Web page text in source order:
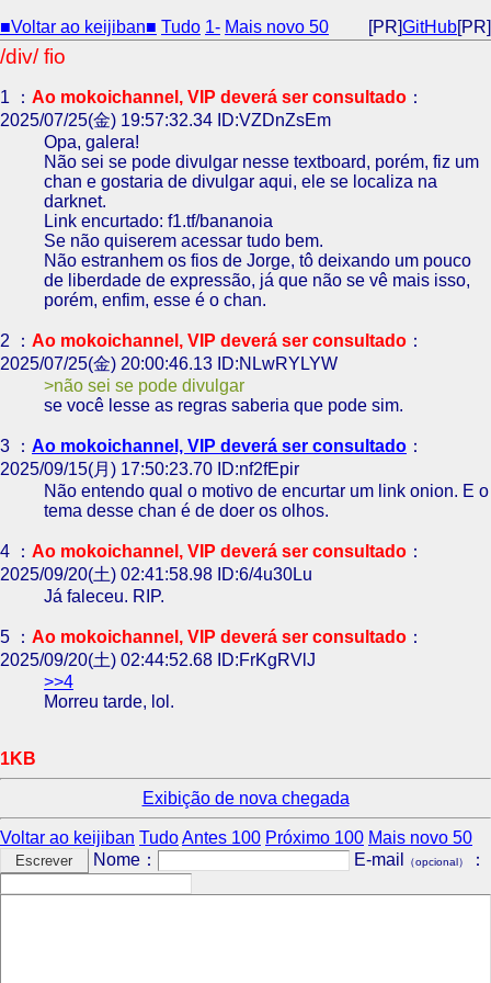
■Voltar ao keijiban■ Tudo 1- Mais novo 50 [PR]GitHub[PR]
/div/ fio
1 ： Ao mokoichannel, VIP deverá ser consultado ：
2025/07/25(金) 19:57:32.34 ID:VZDnZsEm
Opa, galera!
Não sei se pode divulgar nesse textboard, porém, fiz um
chan e gostaria de divulgar aqui, ele se localiza na
darknet.
Link encurtado: f1.tf/bananoia
Se não quiserem acessar tudo bem.
Não estranhem os fios de Jorge, tô deixando um pouco
de liberdade de expressão, já que não se vê mais isso,
porém, enfim, esse é o chan.
2 ： Ao mokoichannel, VIP deverá ser consultado ：
2025/07/25(金) 20:00:46.13 ID:NLwRYLYW
não sei se pode divulgar
se você lesse as regras saberia que pode sim.
3 ： Ao mokoichannel, VIP deverá ser consultado ：
2025/09/15(月) 17:50:23.70 ID:nf2fEpir
Não entendo qual o motivo de encurtar um link onion. E o
tema desse chan é de doer os olhos.
4 ： Ao mokoichannel, VIP deverá ser consultado ：
2025/09/20(土) 02:41:58.98 ID:6/4u30Lu
Já faleceu. RIP.
5 ： Ao mokoichannel, VIP deverá ser consultado ：
2025/09/20(土) 02:44:52.68 ID:FrKgRVlJ
>>4
Morreu tarde, lol.
1KB
Exibição de nova chegada
Voltar ao keijiban TudoAntes 100 Próximo 100 Mais novo 50
Nome：
E-mail （opcional） ：